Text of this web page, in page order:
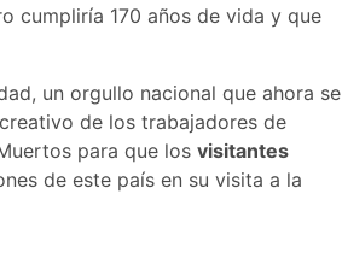
cumpliría 170 años de vida y que
un orgullo nacional que ahora se
de los trabajadores de
para que los visitantes
de este país en su visita a la